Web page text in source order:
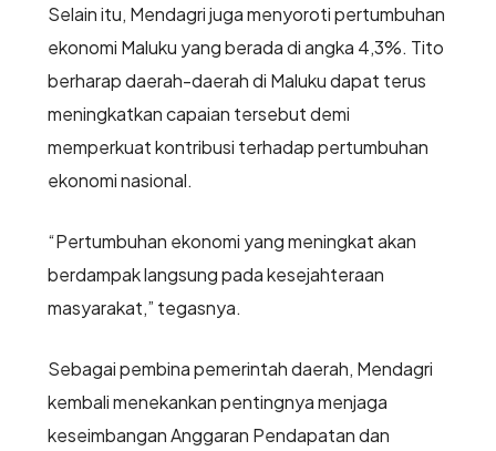
Selain itu, Mendagri juga menyoroti pertumbuhan
ekonomi Maluku yang berada di angka 4,3%. Tito
berharap daerah-daerah di Maluku dapat terus
meningkatkan capaian tersebut demi
memperkuat kontribusi terhadap pertumbuhan
ekonomi nasional.
“Pertumbuhan ekonomi yang meningkat akan
berdampak langsung pada kesejahteraan
masyarakat,” tegasnya.
Sebagai pembina pemerintah daerah, Mendagri
kembali menekankan pentingnya menjaga
keseimbangan Anggaran Pendapatan dan